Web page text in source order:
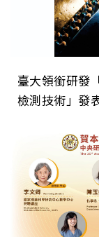
臺大領銜研發
檢測技術」發
直接檢測技術